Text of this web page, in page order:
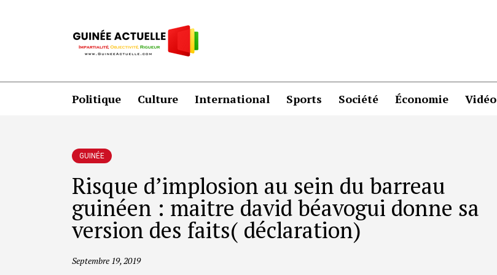
Politique Culture International Sports Société Économie Vidéo
GUINÉE
Risque d’implosion au sein du barreau
guinéen : maitre david béavogui donne sa
version des faits( déclaration)
Septembre 19, 2019